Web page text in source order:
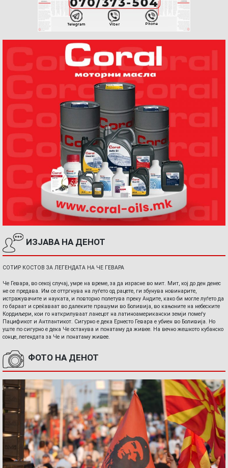
ИЗЈАВА НА ДЕНОТ
СОТИР КОСТОВ ЗА ЛЕГЕНДАТА НА ЧЕ ГЕВАРА
Че Гевара, во секој случај, умре на време, за да израсне во мит. Мит, кој до ден денес
не се предава. Им се оттргнува на луѓето од рацете, ги збунува новинарите,
истражувачите и науката, и повторно полетува преку Андите, како би могле луѓето да
го бараат и среќаваат во далеките прашуми во Боливија, во кањоните на небеските
Кордиљери, кои го наткрилуваат ланецот на латиноамерикански земји помеѓу
Пацификот и Антлантикот. Сигурно е дека Ернесто Гевара е убиен во Боливија. Но
уште по сигурно е дека Че останува и понатаму да живее. На вечно жешкото кубанско
сонце, легендата за Че и понатаму живее.
ФОТО НА ДЕНОТ